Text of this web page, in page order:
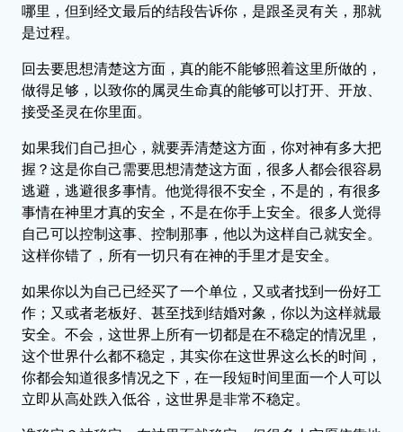
哪里，但到经文最后的结段告诉你，是跟圣灵有关，那就
是过程。
回去要思想清楚这方面，真的能不能够照着这里所做的，
做得足够，以致你的属灵生命真的能够可以打开、开放、
接受圣灵在你里面。
如果我们自己担心，就要弄清楚这方面，你对神有多大把
握？这是你自己需要思想清楚这方面，很多人都会很容易
逃避，逃避很多事情。他觉得很不安全，不是的，有很多
事情在神里才真的安全，不是在你手上安全。很多人觉得
自己可以控制这事、控制那事，他以为这样自己就安全。
这样你错了，所有一切只有在神的手里才是安全。
如果你以为自己已经买了一个单位，又或者找到一份好工
作；又或者老板好、甚至找到结婚对象，你以为这样就最
安全。不会，这世界上所有一切都是在不稳定的情况里，
这个世界什么都不稳定，其实你在这世界这么长的时间，
你都会知道很多情况之下，在一段短时间里面一个人可以
立即从高处跌入低谷，这世界是非常不稳定。